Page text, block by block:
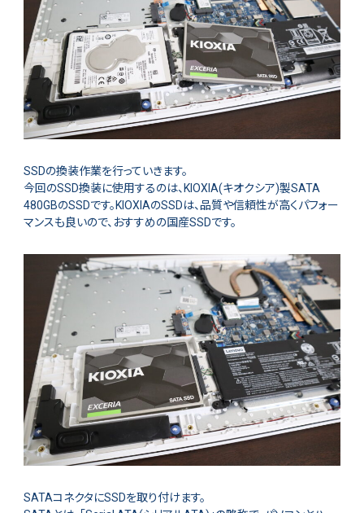
SSDの換装作業を行っていきます。
今回のSSD換装に使用するのは、KIOXIA(キオクシア)製SATA
480GBのSSDです。KIOXIAのSSDは、品質や信頼性が高くパフォー
マンスも良いので、おすすめの国産SSDです。
SATAコネクタにSSDを取り付けます。